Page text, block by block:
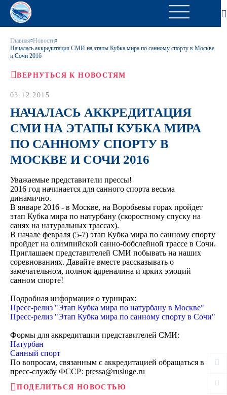
Главная Новости
Началась аккредитация СМИ на этапы Кубка мира по санному спорту в Москве
и Сочи 2016
ВЕРНУТЬСЯ К НОВОСТЯМ
03.12.2015
НАЧАЛАСЬ АККРЕДИТАЦИЯ
СМИ НА ЭТАПЫ КУБКА МИРА
ПО САННОМУ СПОРТУ В
МОСКВЕ И СОЧИ 2016
Уважаемые представители прессы!
2016 год начинается для санного спорта весьма
динамично.
В январе 2016 - в Москве, на Воробьевы горах пройдет
этап Кубка мира по натурбану (скоростному спуску на
санях на натуральных трассах).
В начале февраля (5-7) этап Кубка мира по санному спорту
пройдет на олимпийской санно-бобслейной трассе в Сочи.
Приглашаем представителей СМИ побывать на наших
соревнованиях. Давайте вместе рассказывать о
замечательном, полном адреналина и ярких эмоций
санном спорте!
Подробная информация о турнирах:
Пресс-релиз "Этап Кубка мира по натурбану в Москве"
Пресс-релиз "Этап Кубка мира по санному спорту в Сочи"
Формы для аккредитации представителей СМИ:
Натурбан
Санный спорт
По вопросам, связанным с аккредитацией обращаться в
пресс-службу ФССР: pressa@rusluge.ru
ПОДЕЛИТЬСЯ НОВОСТЬЮ